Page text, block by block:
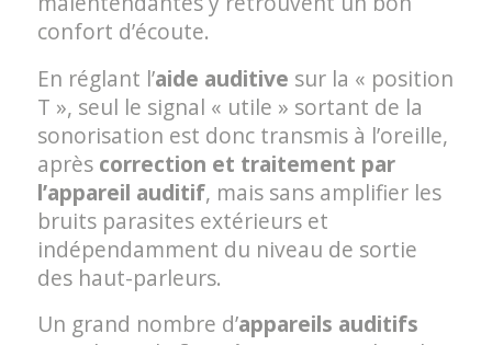
confort d’écoute.
En réglant l’aide auditive sur la « position
T », seul le signal « utile » sortant de la
sonorisation est donc transmis à l’oreille,
après correction et traitement par
l’appareil auditif, mais sans amplifier les
bruits parasites extérieurs et
indépendamment du niveau de sortie
des haut-parleurs.
Un grand nombre d’appareils auditifs